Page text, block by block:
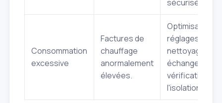
sécurisée.
Consommation
excessive
Factures de
chauffage
anormalement
élevées.
Optimisation
réglages,
nettoyage des
échangeurs,
vérification de
l'isolation.